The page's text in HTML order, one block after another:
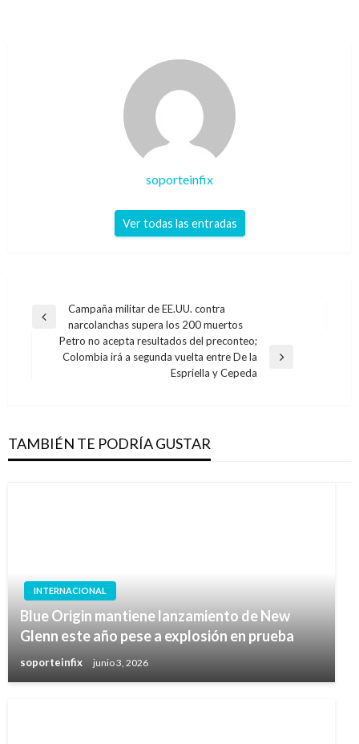
soporteinfix
Ver todas las entradas
Navegación
entradas
Entrada
anterior
Campaña militar de EE.UU. contra
narcolanchas supera los 200 muertos
Entrada
Petro no acepta resultados del preconteo;
Colombia irá a segunda vuelta entre De la
Espriella y Cepeda
TAMBIÉN TE PODRÍA GUSTAR
INTERNACIONAL
Blue Origin mantiene lanzamiento de New
Glenn este año pese a explosión en prueba
soporteinfix junio 3, 2026